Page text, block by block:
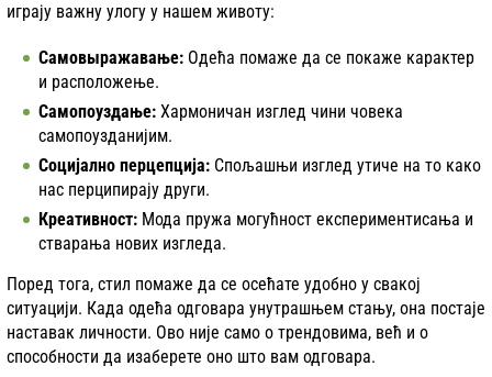
играју важну улогу у нашем животу:
Самовыражавање: Одећа помаже да се покаже карактер
и расположење.
Самопоуздање: Хармоничан изглед чини човека
самопоузданијим.
Социјално перцепција: Спољашњи изглед утиче на то како
нас перципирају други.
Креативност: Мода пружа могућност експериментисања и
стварања нових изгледа.
Поред тога, стил помаже да се осећате удобно у свакој
ситуацији. Када одећа одговара унутрашњем стању, она постаје
наставак личности. Ово није само о трендовима, већ и о
способности да изаберете оно што вам одговара.